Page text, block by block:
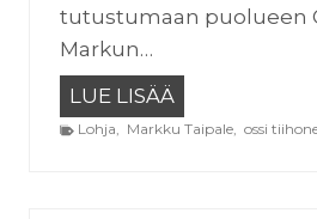
1
-
1
tutustumaan puolueen
Markun…
LUE LISÄÄV
a
Lohja, Markku Taipale, ossi